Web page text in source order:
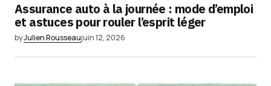
Assurance auto à la journée : mode d’emploi
et astuces pour rouler l’esprit léger
byJulien Rousseaujuin 12, 2026